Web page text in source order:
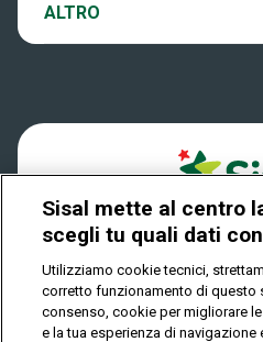
Play Your Date
Dove si gioca
Quanto si vince
Come riscuotere
ALTRO
Notifiche
Privacy
IL GIOCO È VIETATO AI
DIPENDENZA
Sisal mette al centro
scegli tu quali dati
Utilizziamo cookie tecnici,
corretto funzionamento di questo
consenso, cookie per migliorare
e la tua esperienza di navigazione